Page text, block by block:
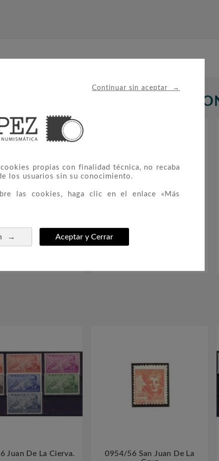
Continuar sin aceptar →
propias con finalidad técnica, no recaba
los usuarios sin su conocimiento.
las cookies, haga clic en el enlace «Más
→ Aceptar y Cerrar
TAMBIÉN
50 Cifras 0983 Thebussem
Juan De La Cierva.
0954/56 San Juan De La